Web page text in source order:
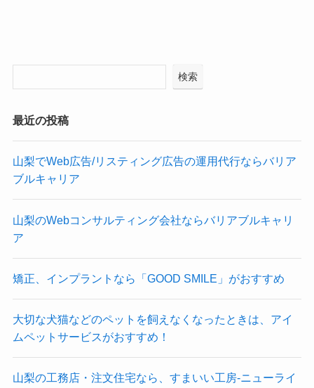
検索
最近の投稿
山梨でWeb広告/リスティング広告の運用代行ならバリア
ブルキャリア
山梨のWebコンサルティング会社ならバリアブルキャリ
ア
矯正、インプラントなら「GOOD SMILE」がおすすめ
大切な犬猫などのペットを飼えなくなったときは、アイ
ムペットサービスがおすすめ！
山梨の工務店・注文住宅なら、すまいい工房-ニューライ